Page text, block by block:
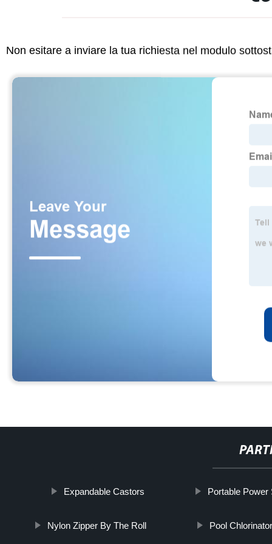
Non esitare a inviare la tua richiesta nel modulo
Expandable Castors Portable Power
Nylon Zipper By The Roll Pool